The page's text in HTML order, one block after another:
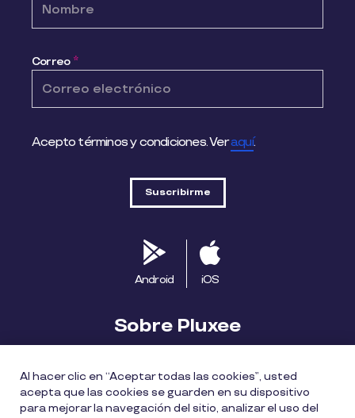
Correo *
Acepto términos y condiciones. Veraquí.
Android iOS
Sobre Pluxee
Mapa del sitio Trabaja con nosotros
Al hacer clic en “Aceptar todas las cookies”, usted
acepta que las cookies se guarden en su dispositivo
para mejorar la navegación del sitio, analizar el uso del